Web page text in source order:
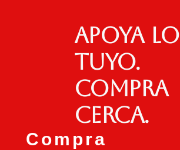
Apoya lo
tuyo.
Compra
cerca.
Compra